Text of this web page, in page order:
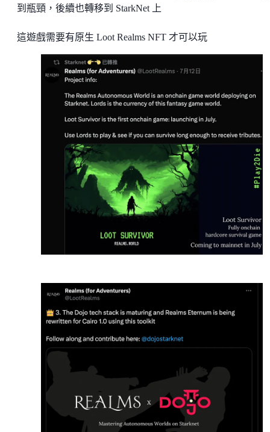
到瓶頸，後續也轉移到 StarkNet 上
這遊戲需要有原生 Loot Realms NFT 才可以玩